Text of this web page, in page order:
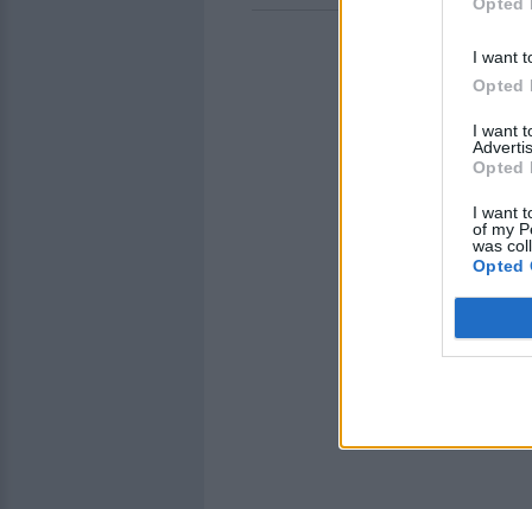
I want
Opted
I want
Opted
I want
of my
was
Opted